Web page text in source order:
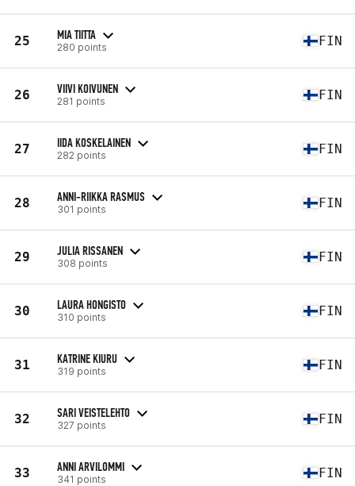
25 MIA TIITTA
280 points FIN
26 VIIVI KOIVUNEN
281 points FIN
27 IIDA KOSKELAINEN
282 points FIN
28 ANNI-RIIKKA RASMUS
301 points FIN
29 JULIA RISSANEN
308 points FIN
30 LAURA HONGISTO
310 points FIN
31 KATRINE KIURU
319 points FIN
32 SARI VEISTELEHTO
327 points FIN
33 ANNI ARVILOMMI
341 points FIN